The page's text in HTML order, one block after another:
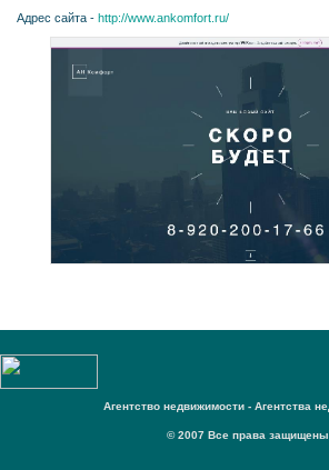
Адрес сайта - http://www.ankomfort.ru/
Агентство недвижимости - Агентства
© 2007 Все права защищены.